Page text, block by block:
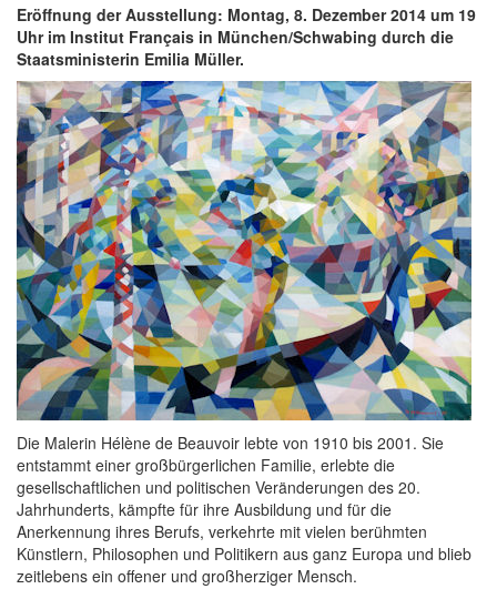
Eröffnung der Ausstellung: Montag, 8. Dezember 2014 um 19
Uhr im Institut Français in München/Schwabing durch die
Staatsministerin Emilia Müller.
Die Malerin Hélène de Beauvoir lebte von 1910 bis 2001. Sie
entstammt einer großbürgerlichen Familie, erlebte die
gesellschaftlichen und politischen Veränderungen des 20.
Jahrhunderts, kämpfte für ihre Ausbildung und für die
Anerkennung ihres Berufs, verkehrte mit vielen berühmten
Künstlern, Philosophen und Politikern aus ganz Europa und blieb
zeitlebens ein offener und großherziger Mensch.